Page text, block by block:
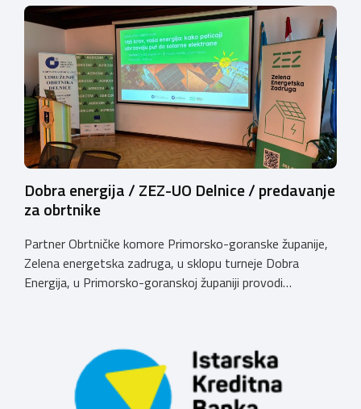
sporazum je zaključio predsjednik dr.sc. Emil Priskić, a u
ime Specijalne bolnice MEDICO, v.d. ravnatelja dr.sc. Aron
Grubešić, dr.med. Sporazumom se definiraju povoljniji
uvjeti za obrtnike, članove Komore, njihove zaposlenike
te članove uže obitelji obrtnika […]
Dobra energija / ZEZ-UO Delnice / predavanje
za obrtnike
Partner Obrtničke komore Primorsko-goranske županije,
Zelena energetska zadruga, u sklopu turneje Dobra
Energija, u Primorsko-goranskoj županiji provodi
Stručni tim, pojašnjava informacije o solarnoj elektrani,
poticajima, baterijama i opremi. U suradnji sa Udruženjem
obrtnika […]